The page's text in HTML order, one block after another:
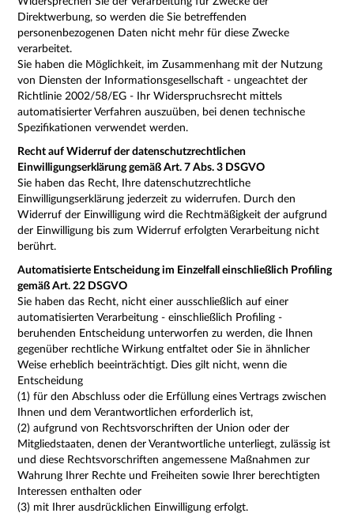
Direktwerbung, so werden die Sie betreffenden
personenbezogenen Daten nicht mehr für diese Zwecke
verarbeitet.
Sie haben die Möglichkeit, im Zusammenhang mit der Nutzung
von Diensten der Informationsgesellschaft - ungeachtet der
Richtlinie 2002/58/EG - Ihr Widerspruchsrecht mittels
automatisierter Verfahren auszuüben, bei denen technische
Spezifikationen verwendet werden.
Recht auf Widerruf der datenschutzrechtlichen
Einwilligungserklärung gemäß Art. 7 Abs. 3 DSGVO
Sie haben das Recht, Ihre datenschutzrechtliche
Einwilligungserklärung jederzeit zu widerrufen. Durch den
Widerruf der Einwilligung wird die Rechtmäßigkeit der aufgrund
der Einwilligung bis zum Widerruf erfolgten Verarbeitung nicht
berührt.
Automatisierte Entscheidung im Einzelfall einschließlich Profiling
gemäß Art. 22 DSGVO
Sie haben das Recht, nicht einer ausschließlich auf einer
automatisierten Verarbeitung - einschließlich Profiling -
beruhenden Entscheidung unterworfen zu werden, die Ihnen
gegenüber rechtliche Wirkung entfaltet oder Sie in ähnlicher
Weise erheblich beeinträchtigt. Dies gilt nicht, wenn die
Entscheidung
(1) für den Abschluss oder die Erfüllung eines Vertrags zwischen
Ihnen und dem Verantwortlichen erforderlich ist,
(2) aufgrund von Rechtsvorschriften der Union oder der
Mitgliedstaaten, denen der Verantwortliche unterliegt, zulässig ist
und diese Rechtsvorschriften angemessene Maßnahmen zur
Wahrung Ihrer Rechte und Freiheiten sowie Ihrer berechtigten
Interessen enthalten oder
(3) mit Ihrer ausdrücklichen Einwilligung erfolgt.